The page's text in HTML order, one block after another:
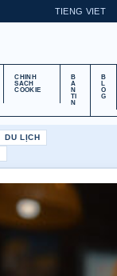
TIENG VIET
CHINH
SACH
COOKIE
B
A
N
TI
N
B
L
O
G
DU LỊCH